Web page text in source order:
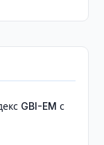
GBI-EM с